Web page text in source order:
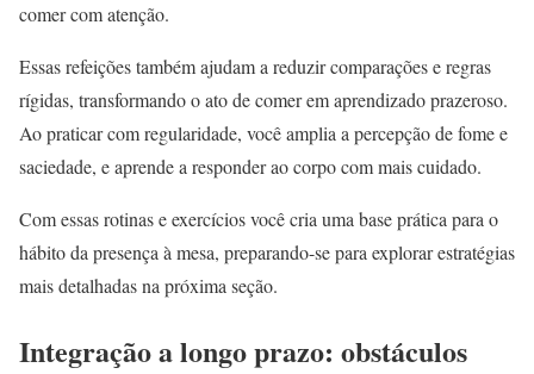
comer com atenção.
Essas refeições também ajudam a reduzir comparações e regras
rígidas, transformando o ato de comer em aprendizado prazeroso.
Ao praticar com regularidade, você amplia a percepção de fome e
saciedade, e aprende a responder ao corpo com mais cuidado.
Com essas rotinas e exercícios você cria uma base prática para o
hábito da presença à mesa, preparando-se para explorar estratégias
mais detalhadas na próxima seção.
Integração a longo prazo: obstáculos